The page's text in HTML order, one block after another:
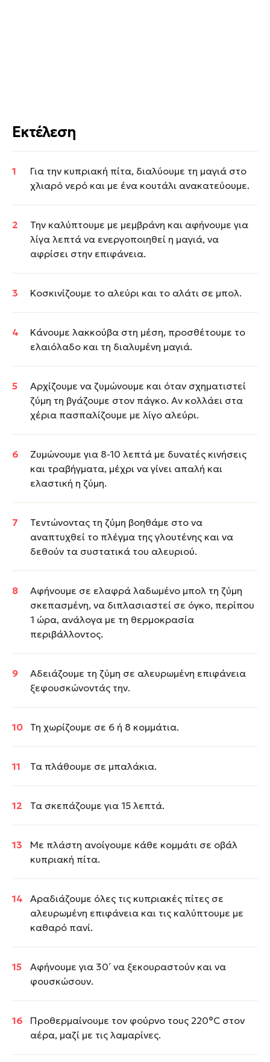
Εκτέλεση
Για την κυπριακή πίτα, διαλύουμε τη μαγιά στο
χλιαρό νερό και με ένα κουτάλι ανακατεύουμε.
Την καλύπτουμε με μεμβράνη και αφήνουμε για
λίγα λεπτά να ενεργοποιηθεί η μαγιά, να
αφρίσει στην επιφάνεια.
Κοσκινίζουμε το αλεύρι και το αλάτι σε μπολ.
Κάνουμε λακκούβα στη μέση, προσθέτουμε το
ελαιόλαδο και τη διαλυμένη μαγιά.
Αρχίζουμε να ζυμώνουμε και όταν σχηματιστεί
ζύμη τη βγάζουμε στον πάγκο. Αν κολλάει στα
χέρια πασπαλίζουμε με λίγο αλεύρι.
Ζυμώνουμε για 8-10 λεπτά με δυνατές κινήσεις
και τραβήγματα, μέχρι να γίνει απαλή και
ελαστική η ζύμη.
Τεντώνοντας τη ζύμη βοηθάμε στο να
αναπτυχθεί το πλέγμα της γλουτένης και να
δεθούν τα συστατικά του αλευριού.
Αφήνουμε σε ελαφρά λαδωμένο μπολ τη ζύμη
σκεπασμένη, να διπλασιαστεί σε όγκο, περίπου
1 ώρα, ανάλογα με τη θερμοκρασία
περιβάλλοντος.
Αδειάζουμε τη ζύμη σε αλευρωμένη επιφάνεια
ξεφουσκώνοντάς την.
Τη χωρίζουμε σε 6 ή 8 κομμάτια.
Τα πλάθουμε σε μπαλάκια.
Τα σκεπάζουμε για 15 λεπτά.
Με πλάστη ανοίγουμε κάθε κομμάτι σε οβάλ
κυπριακή πίτα.
Αραδιάζουμε όλες τις κυπριακές πίτες σε
αλευρωμένη επιφάνεια και τις καλύπτουμε με
καθαρό πανί.
Αφήνουμε για 30΄ να ξεκουραστούν και να
φουσκώσουν.
Προθερμαίνουμε τον φούρνο τους 220°C στον
αέρα, μαζί με τις λαμαρίνες.